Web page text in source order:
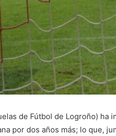
de Fútbol de Logroño)
por dos años más; lo que,